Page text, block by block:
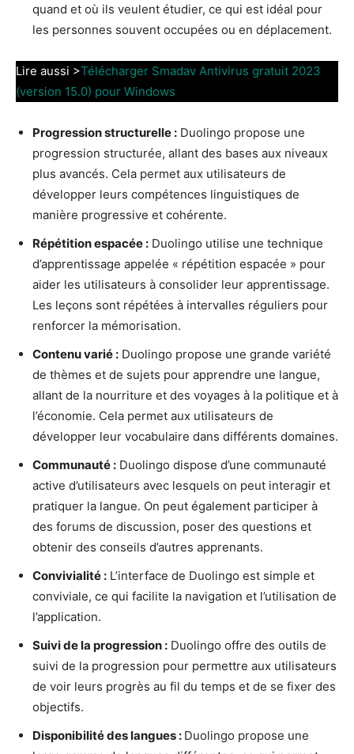
quand et où ils veulent étudier, ce qui est idéal pour
les personnes souvent occupées ou en déplacement.
Lire aussi >Télécharger Smadav Antivirus gratuit 2023
(version 15.0) pour Windows
Progression structurelle : Duolingo propose une
progression structurée, allant des bases aux niveaux
plus avancés. Cela permet aux utilisateurs de
développer leurs compétences linguistiques de
manière progressive et cohérente.
Répétition espacée : Duolingo utilise une technique
d’apprentissage appelée « répétition espacée » pour
aider les utilisateurs à consolider leur apprentissage.
Les leçons sont répétées à intervalles réguliers pour
renforcer la mémorisation.
Contenu varié : Duolingo propose une grande variété
de thèmes et de sujets pour apprendre une langue,
allant de la nourriture et des voyages à la politique et à
l’économie. Cela permet aux utilisateurs de
développer leur vocabulaire dans différents domaines.
Communauté : Duolingo dispose d’une communauté
active d’utilisateurs avec lesquels on peut interagir et
pratiquer la langue. On peut également participer à
des forums de discussion, poser des questions et
obtenir des conseils d’autres apprenants.
Convivialité : L’interface de Duolingo est simple et
conviviale, ce qui facilite la navigation et l’utilisation de
l’application.
Suivi de la progression : Duolingo offre des outils de
suivi de la progression pour permettre aux utilisateurs
de voir leurs progrès au fil du temps et de se fixer des
objectifs.
Disponibilité des langues : Duolingo propose une